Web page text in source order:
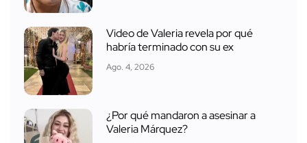
Video de Valeria revela por qué
habría terminado con su ex
Ago. 4, 2026
¿Por qué mandaron a asesinar a
Valeria Márquez?